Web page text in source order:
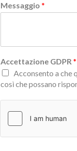
Messaggio *
Accettazione GDPR *
Acconsento a che
così che possano